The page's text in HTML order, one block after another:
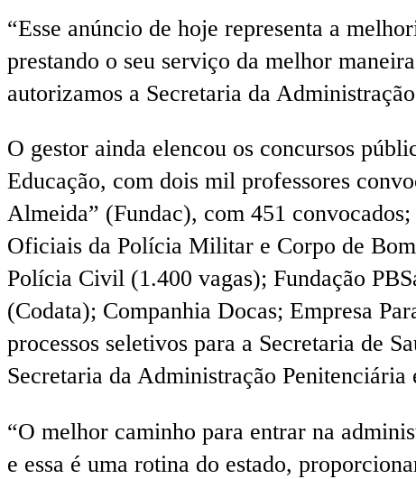
“Esse anúncio de hoje representa a
prestando o seu serviço da melhor
autorizamos a Secretaria da
O gestor ainda elencou os concursos
Educação, com dois mil professores
Almeida” (Fundac), com 451
Oficiais da Polícia Militar e Corpo de
Polícia Civil (1.400 vagas); Fundação
(Codata); Companhia Docas; Empresa
processos seletivos para a Secretaria de
Secretaria da Administração Penitenciária
“O melhor caminho para entrar na
e essa é uma rotina do estado,